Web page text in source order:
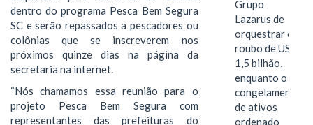
dentro do programa Pesca Bem Segura
SC e serão repassados a pescadores ou
colônias que se inscreverem nos
próximos quinze dias na página da
secretaria na internet.
“Nós chamamos essa reunião para o
projeto Pesca Bem Segura com
representantes das prefeituras do
Grupo
Lazarus de
orquestrar o
roubo de US$
1,5 bilhão,
enquanto o
congelamento
de ativos
ordenado